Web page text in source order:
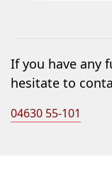
If you have any
hesitate to
04630 55-101